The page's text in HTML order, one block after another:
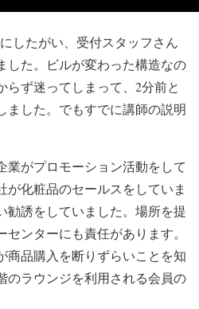
したがい、受付スタッフさん
した。ビルが変わった構造なの
らず迷ってしまって、2分前と
ました。でもすでに講師の説明
業がプロモーション活動をして
が化粧品のセールスをしていま
勧誘をしていました。場所を提
ンターにも責任があります。
商品購入を断りずらいことを知
のラウンジを利用される会員の